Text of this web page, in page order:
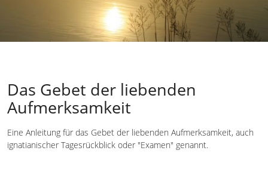
Das Gebet der liebenden
Aufmerksamkeit
Eine Anleitung für das Gebet der liebenden Aufmerksamkeit, auch
ignatianischer Tagesrückblick oder "Examen" genannt.